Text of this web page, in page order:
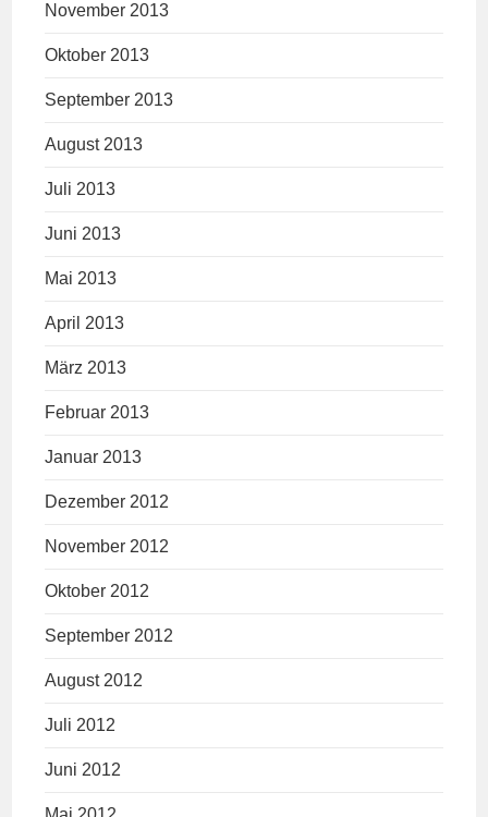
November 2013
Oktober 2013
September 2013
August 2013
Juli 2013
Juni 2013
Mai 2013
April 2013
März 2013
Februar 2013
Januar 2013
Dezember 2012
November 2012
Oktober 2012
September 2012
August 2012
Juli 2012
Juni 2012